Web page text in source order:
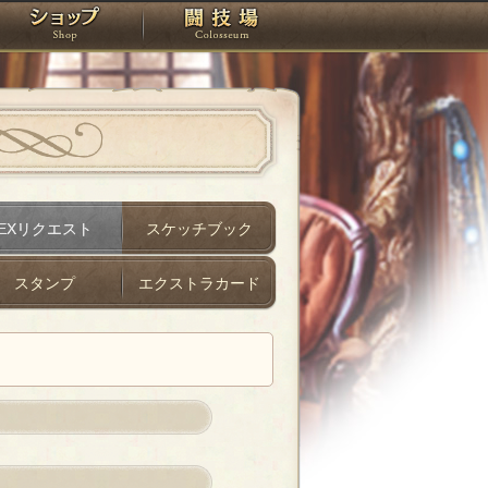
タジオ ショップ 闘技場
リクエスト スケッチブック
スタンプ エクストラカード